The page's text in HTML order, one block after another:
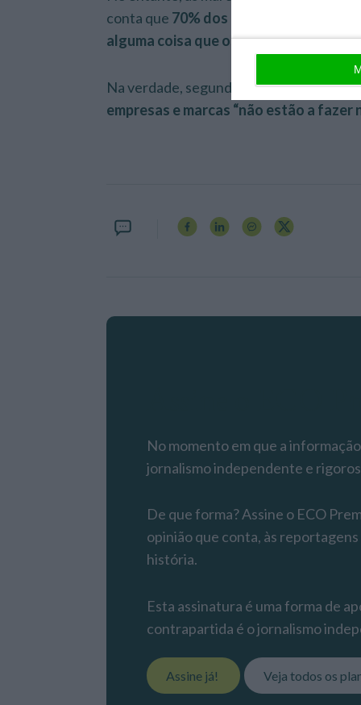
conta que 70% dos inquiridos afirmam
alguma coisa que os tenha deixado
Na verdade, segundo o relatório,61%
empresas e marcas “não estão a fazer
No momento em que a
jornalismo independente e
De que forma? Assine o ECO
opinião que conta, às
história.
Esta assinatura é uma forma de
contrapartida é o jornalismo
Assine já! Veja todos os